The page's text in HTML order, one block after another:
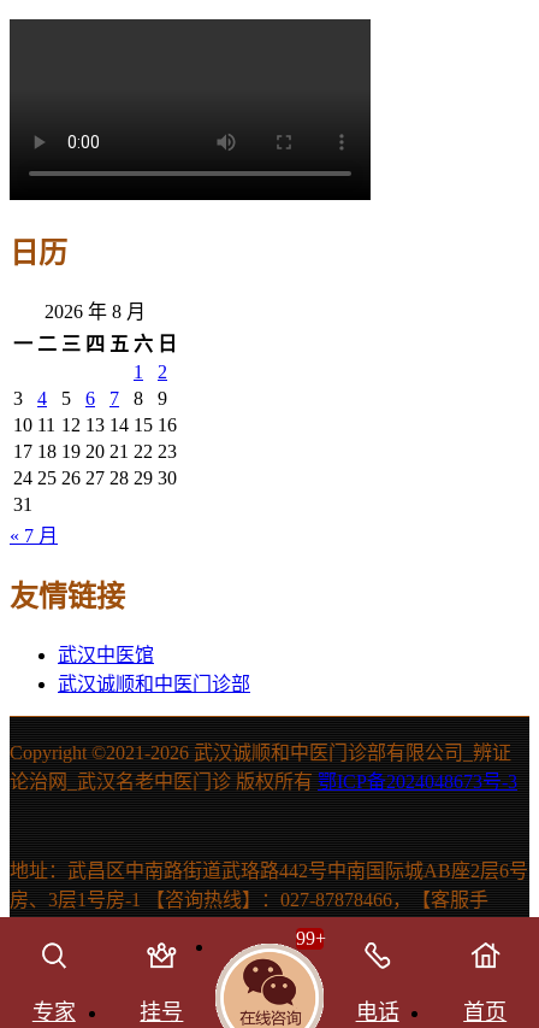
日历
2026 年 8 月
一 二 三 四 五 六 日
1
2
3
4 5 6 7 8
9
10 11 12 13 14 15 16
17 18 19 20 21 22 23
24 25 26 27 28 29 30
31
« 7 月
友情链接
武汉中医馆
武汉诚顺和中医门诊部
Copyright ©2021-2026 武汉诚顺和中医门诊部有限公司_辨证
论治网_武汉名老中医门诊 版权所有 鄂ICP备2024048673号-3
地址：武昌区中南路街道武珞路442号中南国际城AB座2层6号
房、3层1号房-1 【咨询热线】：027-87878466，【客服手
机】：15607131150 声明：本站信息仅供参考，不能作为诊断
及医疗依据。如有需要，请在医生指导下使用。
SitemapHtml网站地图 SitemapXML网站地图Theme by 云落
专家 挂号
99+
电话 首页